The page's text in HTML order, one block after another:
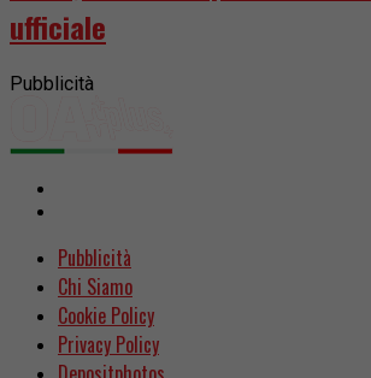
ufficiale
Pubblicità
Pubblicità
Chi Siamo
Cookie Policy
Privacy Policy